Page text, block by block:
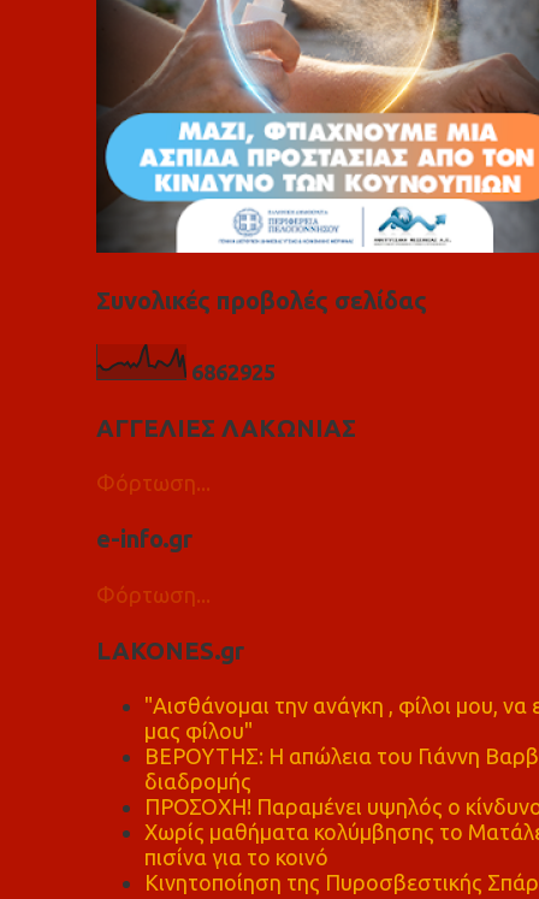
Συνολικές προβολές σελίδας
6862925
ΑΓΓΕΛΙΕΣ ΛΑΚΩΝΙΑΣ
Φόρτωση...
e-info.gr
Φόρτωση...
LAKONES.gr
"Αισθάνομαι την ανάγκη , φίλοι μου,
μας φίλου"
ΒΕΡΟΥΤΗΣ: Η απώλεια του Γιάννη
διαδρομής
ΠΡΟΣΟΧΗ! Παραμένει υψηλός ο
Χωρίς μαθήματα κολύμβησης το
πισίνα για το κοινό
Κινητοποίηση της Πυροσβεστικής